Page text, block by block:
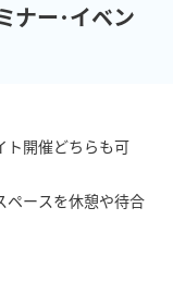
ナー･イベン
ト開催どちらも可
ペースを休憩や待合